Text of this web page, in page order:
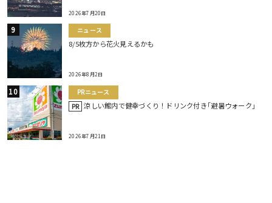
2026年7月20日
ニュース
8/5枚方から花火見えるかも
2026年8月2日
PRニュース
PR 涼しい館内で健幸づくり！ドリンク付き｢避暑ウォーク｣
2026年7月21日